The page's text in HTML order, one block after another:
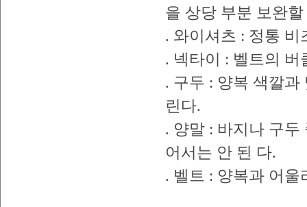
을 상당 부분 보완
. 와이셔츠 : 정통
. 넥타이 : 벨트의
. 구두 : 양복 색깔
린다.
. 양말 : 바지나 구
어서는 안 된 다.
. 벨트 : 양복과 어